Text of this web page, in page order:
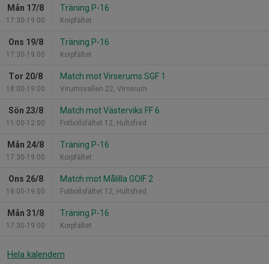
Mån 17/8
17:30-19:00
Träning P-16
Korpfältet
Ons 19/8
17:30-19:00
Träning P-16
Korpfältet
Tor 20/8
18:00-19:00
Match mot Virserums SGF 1
Virumsvallen 22, Virserum
Sön 23/8
11:00-12:00
Match mot Västerviks FF 6
Fotbollsfältet 12, Hultsfred
Mån 24/8
17:30-19:00
Träning P-16
Korpfältet
Ons 26/8
18:00-19:00
Match mot Målilla GOIF 2
Fotbollsfältet 12, Hultsfred
Mån 31/8
17:30-19:00
Träning P-16
Korpfältet
Hela kalendern